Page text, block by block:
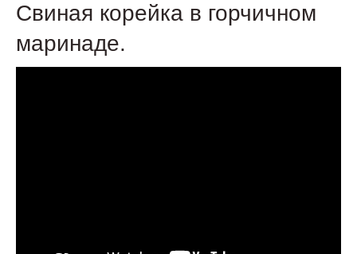
Свиная корейка в горчичном
маринаде.